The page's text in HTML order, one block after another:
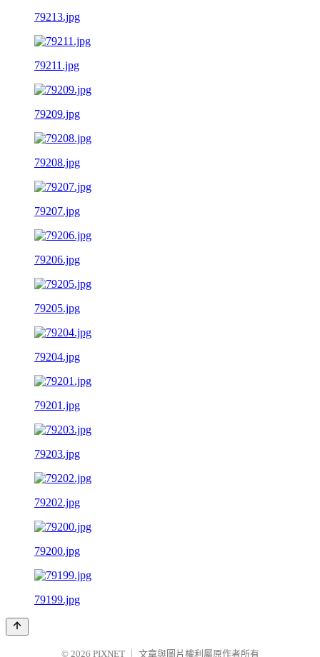
79213.jpg
79211.jpg
79209.jpg
79208.jpg
79207.jpg
79206.jpg
79205.jpg
79204.jpg
79201.jpg
79203.jpg
79202.jpg
79200.jpg
79199.jpg
© 2026 PIXNET 文章與圖片權利屬原作者所有